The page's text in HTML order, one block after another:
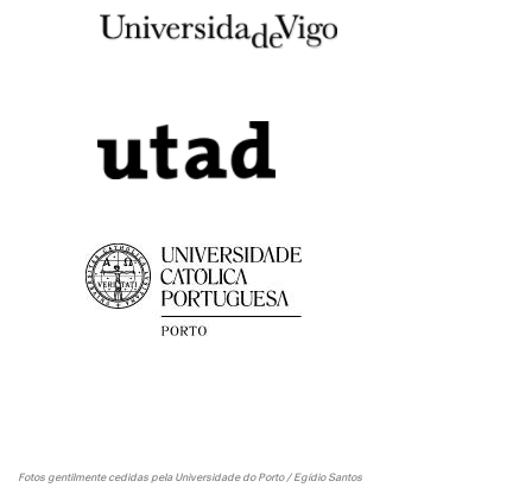
Fotos gentilmente cedidas pela Universidade do Porto / Egídio Santos